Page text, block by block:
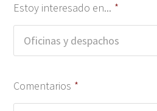
Estoy interesado en... *
Comentarios *